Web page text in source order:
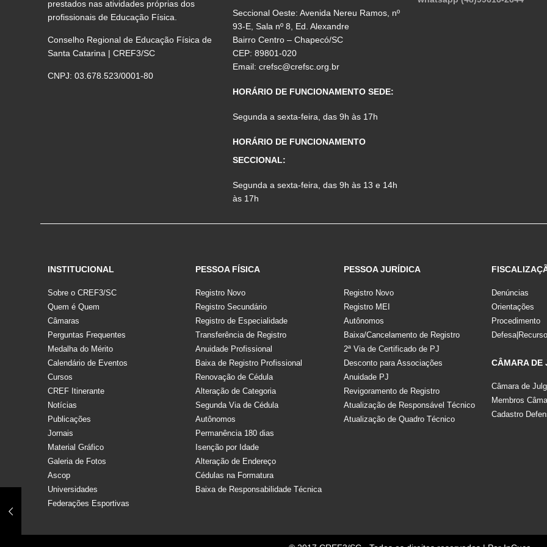
prestados nas atividades próprias dos
profissionais de Educação Física.
Conselho Regional de Educação Física de
Santa Catarina | CREF3/SC
CNPJ: 03.678.523/0001-80
Seccional Oeste: Avenida Nereu Ramos, nº
93-E, Sala nº 8, Ed. Alexandre
Bairro Centro – Chapecó/SC
CEP: 89801-020
Email:crefsc@crefsc.org.br
HORÁRIO DE FUNCIONAMENTO SEDE:
Segunda a sexta-feira, das 9h às 17h
HORÁRIO DE FUNCIONAMENTO
SECCIONAL:
Segunda a sexta-feira, das 9h às 13 e 14h
às 17h
INSTITUCIONAL
Sobre o CREF3/SC
Quem é Quem
Câmaras
Perguntas Frequentes
Medalha do Mérito
Calendário de Eventos
Cursos
CREF Itinerante
Notícias
Publicações
Jornais
Material Gráfico
Galeria de Fotos
Ascop
Universidades
Federações Esportivas
PESSOA FÍSICA
Registro Novo
Registro Secundário
Registro de Especialidade
Transferência de Registro
Anuidade Profissional
Baixa de Registro Profissional
Renovação de Cédula
Alteração de Categoria
Segunda Via de Cédula
Autônomos
Permanência 180 dias
Isenção por Idade
Alteração de Endereço
Cédulas na Formatura
Baixa de Responsabilidade Técnica
PESSOA JURÍDICA
Registro Novo
Registro MEI
Autônomos
Baixa/Cancelamento de Registro
2ª Via de Certificado de PJ
Desconto para Associações
Anuidade PJ
Revigoramento de Registro
Atualização de Responsável Técnico
Atualização de Quadro Técnico
Denúncias
Orientações
Procedimento
CÂMARA DE
Câmara de
Membros
Cadastro